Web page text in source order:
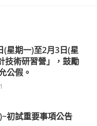
(星期一)至2月3日(星
技術研習營」，鼓勵
公假。
初試重要事項公告